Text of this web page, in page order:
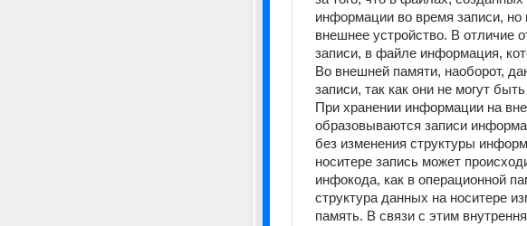
информации во время записи, но
внешнее устройство. В отличие
записи, в файле информация,
Во внешней памяти, наоборот,
записи, так как они не могут
При хранении информации на
образовываются записи
без изменения структуры
носитере запись может
инфокода, как в операционной
структура данных на носитере
память. В связи с этим